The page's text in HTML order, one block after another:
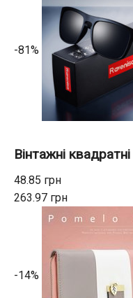
-81%
Вінтажні
48.85 грн
263.97 грн
-14%